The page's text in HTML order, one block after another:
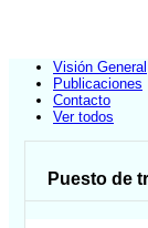
Visión General
Publicaciones
Contacto
Ver todos
Puesto de